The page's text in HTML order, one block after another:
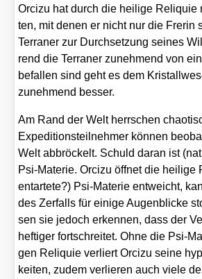
Orci­zu hat durch die hei­li­ge
ten, mit denen er nicht nur die Fre­rin
Ter­ra­ner zur Durch­set­zung sei­nes
rend die Ter­ra­ner zuneh­mend von
befal­len sind geht es dem
zuneh­mend bes­ser.
Am Rand der Welt herr­schen
Expe­di­ti­ons­teil­neh­mer kön­nen
Welt abbrö­ckelt. Schuld dar­an ist
Psi-Mate­rie. Orci­zu öff­net die hei­li­ge
ent­ar­te­te?) Psi-Mate­rie ent­weicht,
des Zer­falls für eini­ge Augen­bli­cke
sen sie jedoch erken­nen, dass der
hef­ti­ger fort­schrei­tet. Ohne die Psi-
gen Reli­quie ver­liert Orci­zu sei­ne
kei­ten, zudem ver­lie­ren auch vie­le